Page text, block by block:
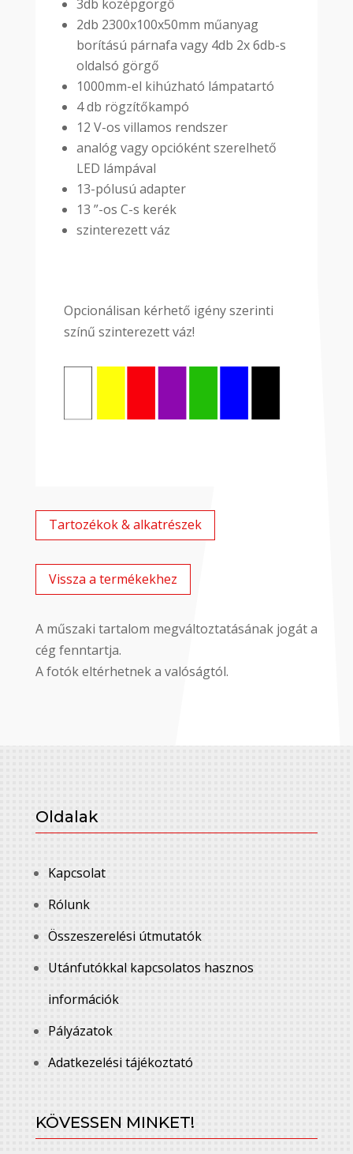
3db középgörgő
2db 2300x100x50mm műanyag
borítású párnafa vagy 4db 2x 6db-s
oldalsó görgő
1000mm-el kihúzható lámpatartó
4 db rögzítőkampó
12 V-os villamos rendszer
analóg vagy opcióként szerelhető
LED lámpával
13-pólusú adapter
13 ”-os C-s kerék
szinterezett váz
Opcionálisan kérhető igény szerinti
színű szinterezett váz!
Tartozékok & alkatrészek
Vissza a termékekhez
A műszaki tartalom megváltoztatásának jogát a
cég fenntartja.
A fotók eltérhetnek a valóságtól.
Oldalak
Kapcsolat
Rólunk
Összeszerelési útmutatók
Utánfutókkal kapcsolatos hasznos
információk
Pályázatok
Adatkezelési tájékoztató
KÖVESSEN MINKET!